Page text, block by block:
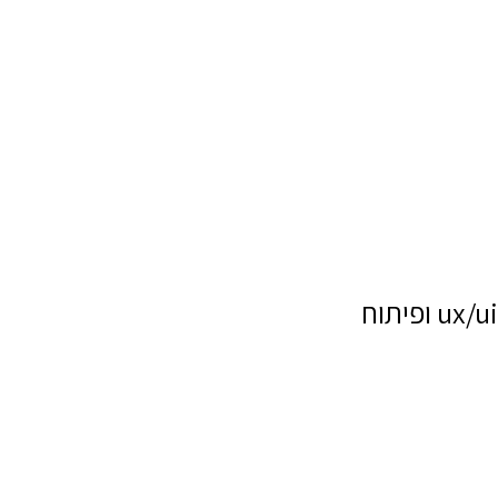
ux/ui ופיתוח